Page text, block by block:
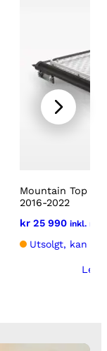
Mountain Top
2016-2022
kr 25 990 inkl. mva
Utsolgt, kan